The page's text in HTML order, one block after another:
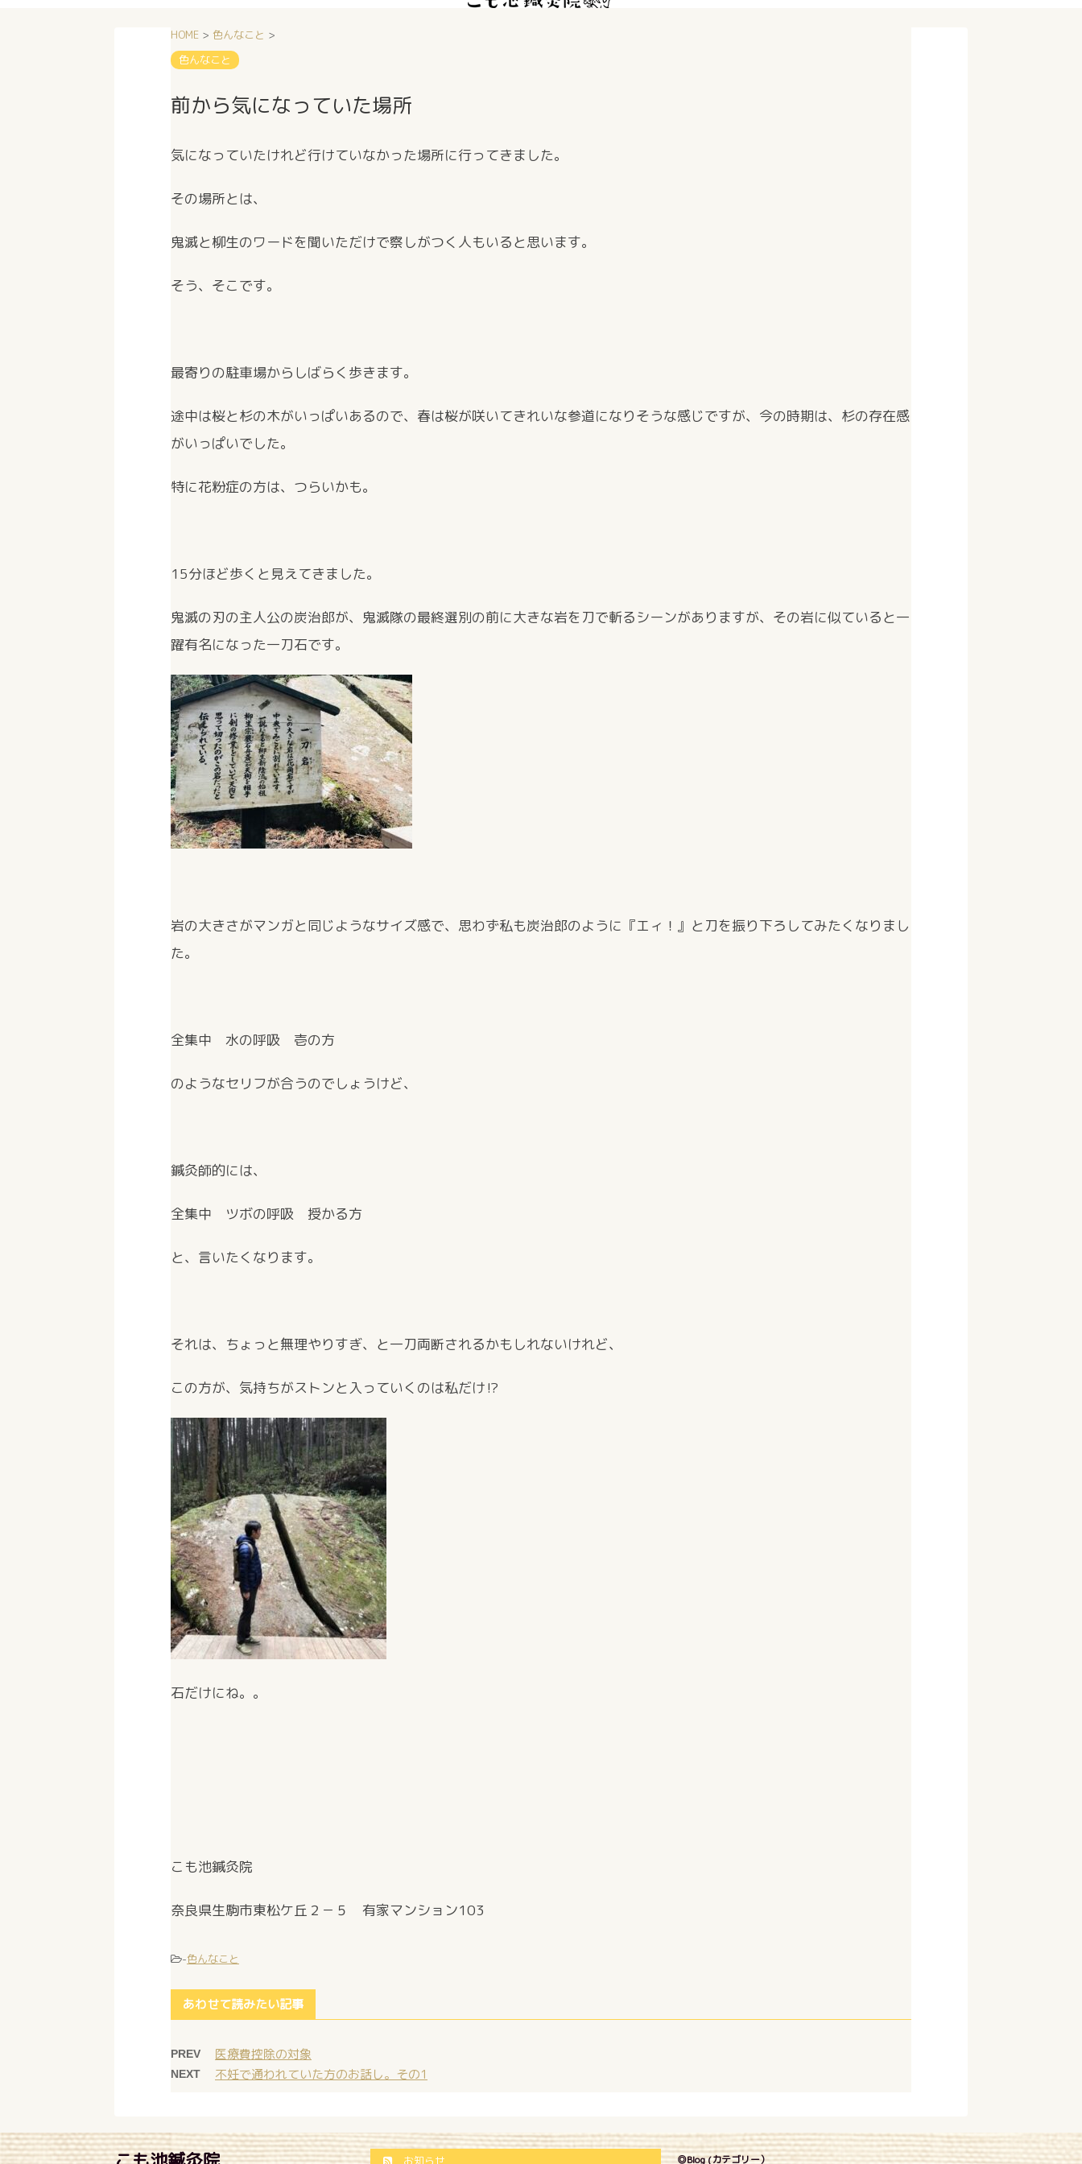
HOME > 色んなこと >
色んなこと
前から気になっていた場所
気になっていたけれど行けていなかった場所に行ってきました。
その場所とは、
鬼滅と柳生のワードを聞いただけで察しがつく人もいると思います。
そう、そこです。
最寄りの駐車場からしばらく歩きます。
途中は桜と杉の木がいっぱいあるので、春は桜が咲いてきれいな参道になりそうな感じですが、今の時期は、杉の存在感
がいっぱいでした。
特に花粉症の方は、つらいかも。
15分ほど歩くと見えてきました。
鬼滅の刃の主人公の炭治郎が、鬼滅隊の最終選別の前に大きな岩を刀で斬るシーンがありますが、その岩に似ていると一
躍有名になった一刀石です。
岩の大きさがマンガと同じようなサイズ感で、思わず私も炭治郎のように『エィ！』と刀を振り下ろしてみたくなりまし
た。
全集中 水の呼吸 壱の方
のようなセリフが合うのでしょうけど、
鍼灸師的には、
全集中 ツボの呼吸 授かる方
と、言いたくなります。
それは、ちょっと無理やりすぎ、と一刀両断されるかもしれないけれど、
この方が、気持ちがストンと入っていくのは私だけ⁉
石だけにね。。
こも池鍼灸院
奈良県生駒市東松ケ丘２－５ 有家マンション103
-色んなこと
あわせて読みたい記事
PREV 医療費控除の対象
NEXT 不妊で通われていた方のお話し。その1
お知らせ ◎Blog (カテゴリー）